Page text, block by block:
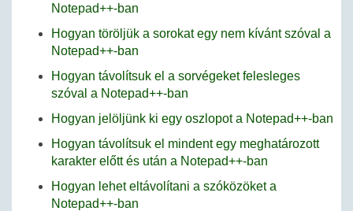
Notepad++-ban
Hogyan töröljük a sorokat egy nem kívánt szóval a
Notepad++-ban
Hogyan távolítsuk el a sorvégeket felesleges
szóval a Notepad++-ban
Hogyan jelöljünk ki egy oszlopot a Notepad++-ban
Hogyan távolítsuk el mindent egy meghatározott
karakter előtt és után a Notepad++-ban
Hogyan lehet eltávolítani a szóközöket a
Notepad++-ban